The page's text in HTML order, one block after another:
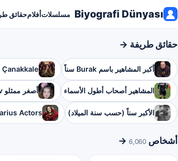
Biyografi Dünyası مسلسلاتأفلامحقائق
حقائق طريفة →
أكبر المشاهير باسم Burak سناً
المشاهير أصحاب أطول الأسماء أصغر ممثلو atv سناً
الأكبر سناً (حسب سنة الميلاد) Actors
أشخاص 6,060
→